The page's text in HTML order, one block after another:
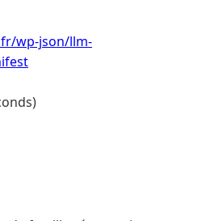
wp-json/llm-